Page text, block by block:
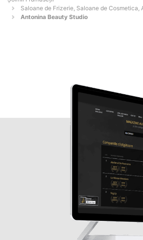
Saloane de Frizerie, Saloane de
Antonina Beauty Studio